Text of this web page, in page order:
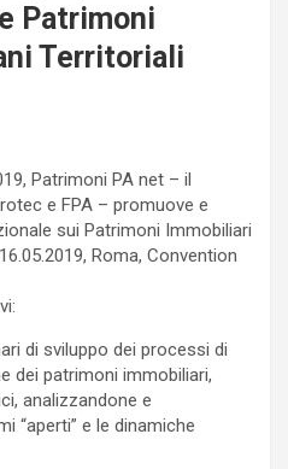
Patrimoni
Territoriali
Patrimoni PA net – il
e FPA – promuove e
sui Patrimoni Immobiliari
Roma, Convention
di sviluppo dei processi di
dei patrimoni immobiliari,
analizzandone e
“aperti” e le dinamiche